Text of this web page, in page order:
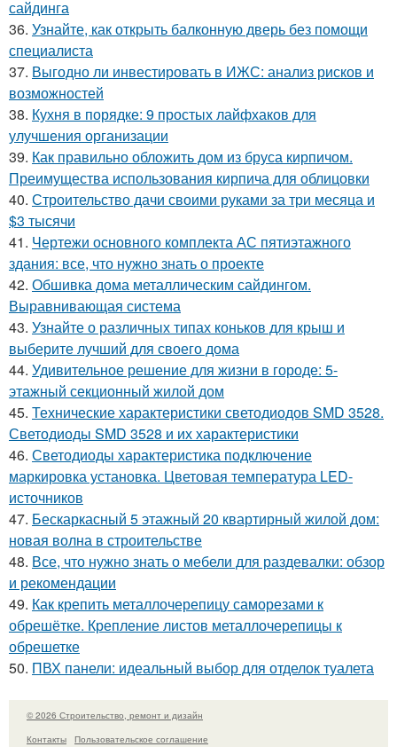
сайдинга
36. Узнайте, как открыть балконную дверь без помощи
специалиста
37. Выгодно ли инвестировать в ИЖС: анализ рисков и
возможностей
38. Кухня в порядке: 9 простых лайфхаков для
улучшения организации
39. Как правильно обложить дом из бруса кирпичом.
Преимущества использования кирпича для облицовки
40. Строительство дачи своими руками за три месяца и
$3 тысячи
41. Чертежи основного комплекта АС пятиэтажного
здания: все, что нужно знать о проекте
42. Обшивка дома металлическим сайдингом.
Выравнивающая система
43. Узнайте о различных типах коньков для крыш и
выберите лучший для своего дома
44. Удивительное решение для жизни в городе: 5-
этажный секционный жилой дом
45. Технические характеристики светодиодов SMD 3528.
Светодиоды SMD 3528 и их характеристики
46. Светодиоды характеристика подключение
маркировка установка. Цветовая температура LED-
источников
47. Бескаркасный 5 этажный 20 квартирный жилой дом:
новая волна в строительстве
48. Все, что нужно знать о мебели для раздевалки: обзор
и рекомендации
49. Как крепить металлочерепицу саморезами к
обрешётке. Крепление листов металлочерепицы к
обрешетке
50. ПВХ панели: идеальный выбор для отделок туалета
© 2026 Строительство, ремонт и дизайн
Контакты
Пользовательское соглашение